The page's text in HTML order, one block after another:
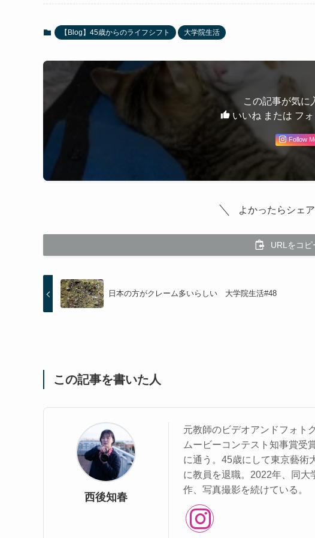
【Blog】45歳からのライフシフト 大学院生活
この記事が気に
いいね または フォ
Follow
よかったらシェア
URLをコピ
日本の方がクレーム多いらしい 大学院生活#48
この記事を書いた人
西後知春
元教師のビデオアンドフォト
ムービーコンテスト知事賞受
に通う。45歳にして東京藝術
に教員を退職。2022年、同⼤
作、写真撮影を続けている。